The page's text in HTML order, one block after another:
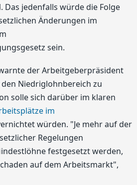
Das jedenfalls würde die Folge
Änderungen im
sein.
der Arbeitgeberpräsident
den Niedriglohnbereich zu
solle sich darüber im klaren
im
würden. "Je mehr auf der
Regelungen
festgesetzt werden,
auf dem Arbeitsmarkt",